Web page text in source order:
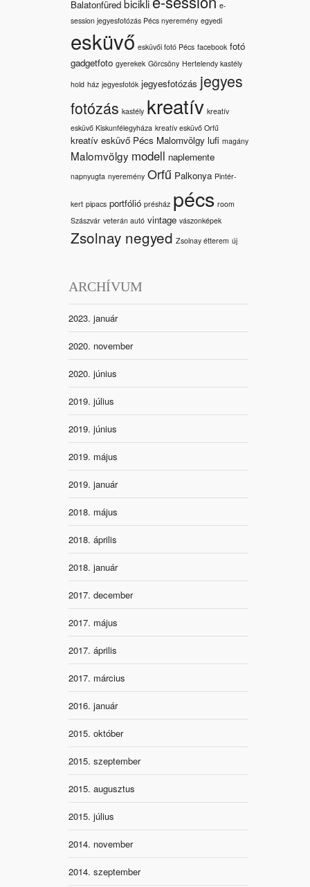
Balatonfüred bicikli
e-
session jegyesfotózás Pécs nyeremény egyedi
esküvő esküvői fotó Pécs facebook fotó
gadgetfoto gyerekek Görcsöny Hertelendy kastély
hold ház jegyesfotók jegyesfotózás jegyes
fotózás kastély kreatív kreatív
esküvő Kiskunfélegyháza kreatív esküvő Orfű
kreatív esküvő Pécs Malomvölgy lufi magány
Malomvölgy modell naplemente
napnyugta nyeremény Orfű Palkonya Pintér-
kert pipacs portfólió présház pécs room
Szászvár veterán autó vintage vászonképek
Zsolnay negyed Zsolnay étterem új
ARCHÍVUM
2023. január
2020. november
2020. június
2019. július
2019. június
2019. május
2019. január
2018. május
2018. április
2018. január
2017. december
2017. május
2017. április
2017. március
2016. január
2015. október
2015. szeptember
2015. augusztus
2015. július
2014. november
2014. szeptember